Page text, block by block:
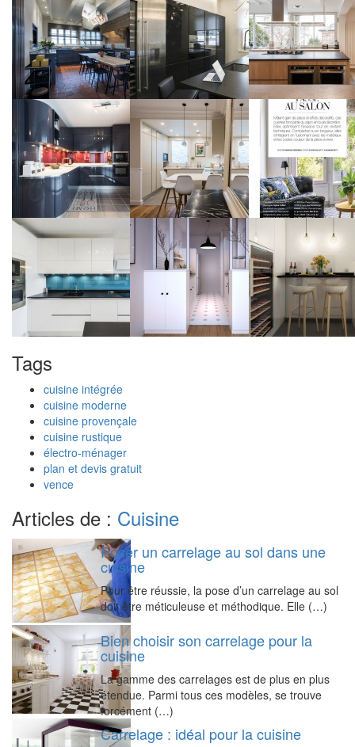
Tags
cuisine intégrée
cuisine moderne
cuisine provençale
cuisine rustique
électro-ménager
plan et devis gratuit
vence
Articles de : Cuisine
Poser un carrelage au sol dans une
cuisine
Pour être réussie, la pose d’un carrelage au sol
doit être méticuleuse et méthodique. Elle (…)
Bien choisir son carrelage pour la
cuisine
La gamme des carrelages est de plus en plus
étendue. Parmi tous ces modèles, se trouve
forcément (…)
Carrelage : idéal pour la cuisine